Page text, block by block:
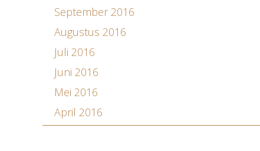
September 2016
Augustus 2016
Juli 2016
Juni 2016
Mei 2016
April 2016